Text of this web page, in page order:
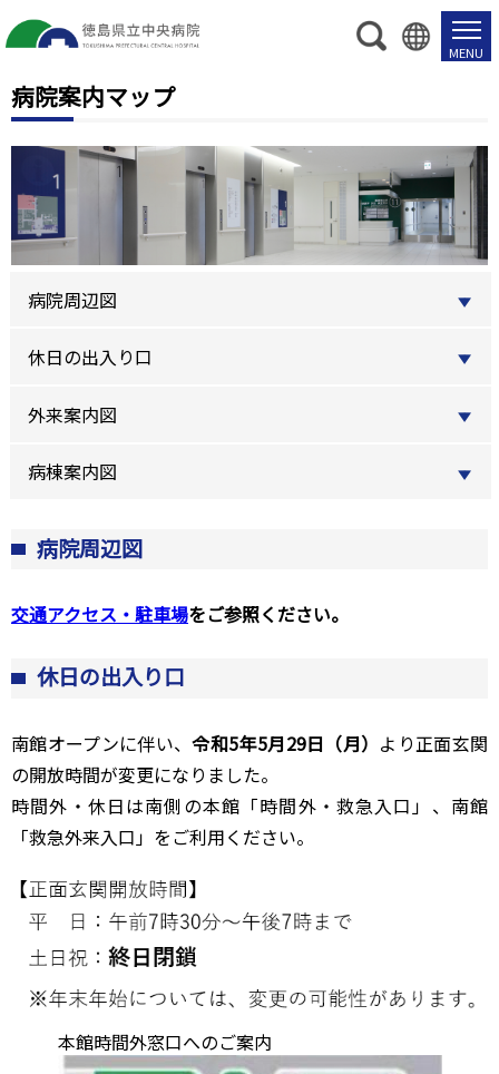
病院案内マップ
病院周辺図
休日の出入り口
外来案内図
病棟案内図
病院周辺図
交通アクセス・駐車場をご参照ください。
休日の出入り口
南館オープンに伴い、令和5年5月29日（月） より正面玄関
の開放時間が変更になりました。
時間外・休日は南側の本館「時間外・救急入口」、南館
「救急外来入口」をご利用ください。
本館時間外窓口へのご案内